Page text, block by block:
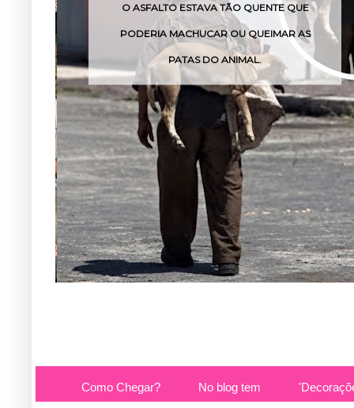
TÃO QUENTE QUE
OU QUEIMAR AS
ANIMAL.
O VENENO DESSA
POUCAS
Como Chegar? No blog tem